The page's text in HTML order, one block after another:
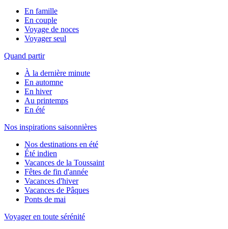
En famille
En couple
Voyage de noces
Voyager seul
Quand partir
À la dernière minute
En automne
En hiver
Au printemps
En été
Nos inspirations saisonnières
Nos destinations en été
Été indien
Vacances de la Toussaint
Fêtes de fin d'année
Vacances d'hiver
Vacances de Pâques
Ponts de mai
Voyager en toute sérénité